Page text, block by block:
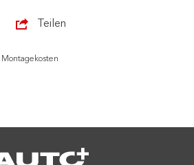
Teilen
Montagekosten